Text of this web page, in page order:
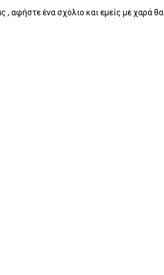
, αφήστε ένα σχόλιο και εμείς με χαρά θα